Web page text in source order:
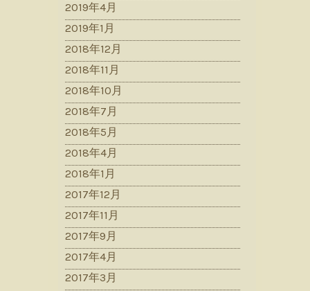
2019年4月
2019年1月
2018年12月
2018年11月
2018年10月
2018年7月
2018年5月
2018年4月
2018年1月
2017年12月
2017年11月
2017年9月
2017年4月
2017年3月